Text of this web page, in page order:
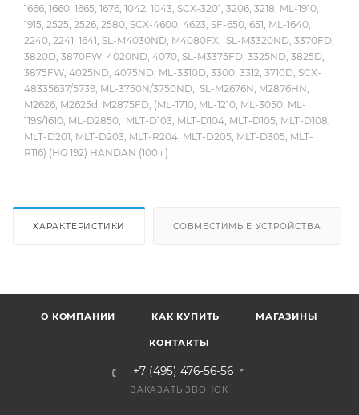
1666, 1660, 1665, 1676, 1042, 1043, SCX-3201, 3206, 3218, ML-1910,
1915, 2525, 2526, 2580, SCX-4600, 4623, SF-650, 651, ML-1640,
2240, 2241, 1641, SL-M4030ND, M4080FX, SL-M3320ND, 3370FD,
3820D, 3870FW, 4020ND, 4070, SL-M3375FD, 3325ND, 3825D,
3875FW, 4025ND, 4075ND, ML-3310D, 3300, 3312, 3710D, SCX-
48335637/5739, ML-3750N/3750ND, SL-M2676N, M2876HN,
M2626, M2625d, M2875FD, (ML-1710, ML-1210, ML-3050, ML-
119S/1610, ML-D2850, MLT-D103, MLT-D104, MLT-D105, MLT-D108,
MLT-D201, MLT-D203, MLT-R204, MLT-D205, MLT-D305, MLT-
R116) (HG 192) HANDAN (100 г)
ХАРАКТЕРИСТИКИ СОВМЕСТИМЫЕ УСТРОЙСТВА
О КОМПАНИИ КАК КУПИТЬ МАГАЗИНЫ
КОНТАКТЫ
+7 (495) 476-56-56
ЗАКАЗАТЬ ЗВОНОК